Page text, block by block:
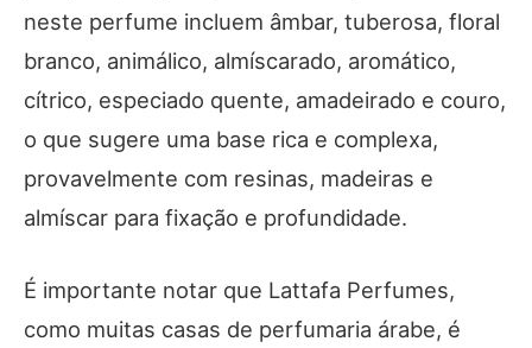
neste perfume incluem âmbar, tuberosa, floral
branco, animálico, almíscarado, aromático,
cítrico, especiado quente, amadeirado e couro,
o que sugere uma base rica e complexa,
provavelmente com resinas, madeiras e
almíscar para fixação e profundidade.
É importante notar que Lattafa Perfumes,
como muitas casas de perfumaria árabe, é